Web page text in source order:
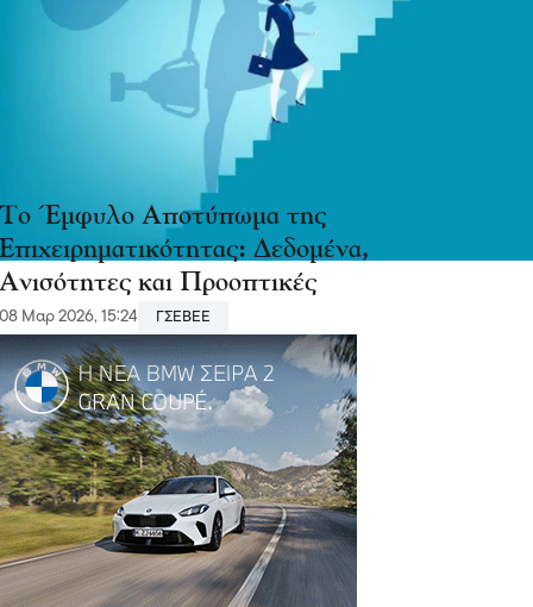
Το Έμφυλο Αποτύπωμα της
Επιχειρηματικότητας: Δεδομένα,
Ανισότητες και Προοπτικές
08 Μαρ 2026, 15:24 ΓΣΕΒΕΕ